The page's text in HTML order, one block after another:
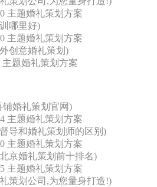
主题婚礼策划方案
哪里好)
主题婚礼策划方案
创意婚礼策划)
主题婚礼策划方案
铺婚礼策划官网)
主题婚礼策划方案
导和婚礼策划师的区别)
主题婚礼策划方案
京婚礼策划前十排名)
主题婚礼策划方案
策划公司,为您量身打造!)